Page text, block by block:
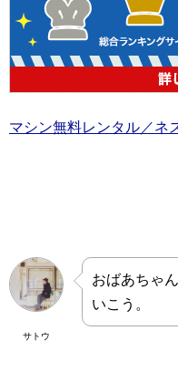
マシン無料レンタル／ネ
サトウ
おばあちゃ
いこう。